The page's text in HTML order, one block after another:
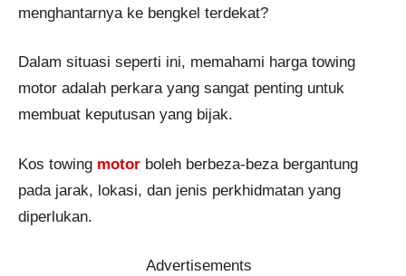
menghantarnya ke bengkel terdekat?
Dalam situasi seperti ini, memahami harga towing
motor adalah perkara yang sangat penting untuk
membuat keputusan yang bijak.
Kos towing motor boleh berbeza-beza bergantung
pada jarak, lokasi, dan jenis perkhidmatan yang
diperlukan.
Advertisements